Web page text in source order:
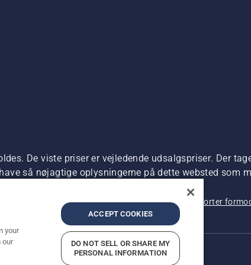
De viste priser er vejledende udsalgspriser. Der
så nøjagtige oplysningerne på dette websted som
beskyttelse af personlige oplysninger Imprint Rapporter
your
our
ACCEPT COOKIES
DO NOT SELL OR SHARE MY
PERSONAL INFORMATION